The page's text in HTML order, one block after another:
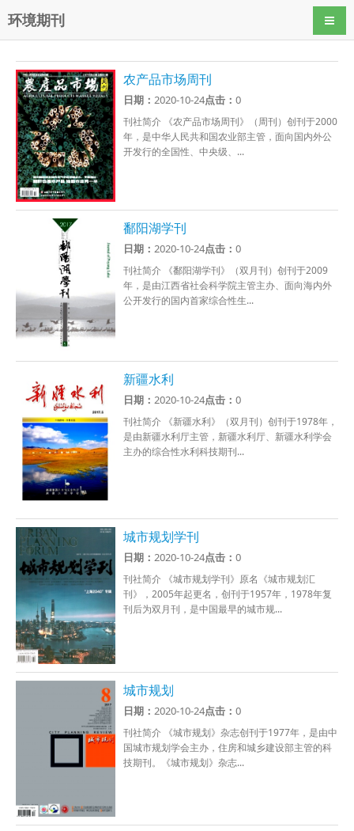
环境期刊 导航
农产品市场周刊
日期：2020-10-24点击：0
刊社简介 《农产品市场周刊》（周刊）创刊于2000
年，是中华人民共和国农业部主管，面向国内外公
开发行的全国性、中央级、...
鄱阳湖学刊
日期：2020-10-24点击：0
刊社简介 《鄱阳湖学刊》（双月刊）创刊于2009
年，是由江西省社会科学院主管主办、面向海内外
公开发行的国内首家综合性生...
新疆水利
日期：2020-10-24点击：0
刊社简介 《新疆水利》（双月刊）创刊于1978年，
是由新疆水利厅主管，新疆水利厅、新疆水利学会
主办的综合性水利科技期刊...
城市规划学刊
日期：2020-10-24点击：0
刊社简介 《城市规划学刊》原名《城市规划汇
刊》，2005年起更名，创刊于1957年，1978年复
刊后为双月刊，是中国最早的城市规...
城市规划
日期：2020-10-24点击：0
刊社简介 《城市规划》杂志创刊于1977年，是由中
国城市规划学会主办，住房和城乡建设部主管的科
技期刊。《城市规划》杂志...